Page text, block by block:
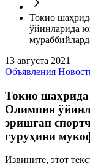
Токио
ўйинларида
13 августа 2021
Объявления
Токио
Олимпия
эришган
гуруҳини
Извините, этот